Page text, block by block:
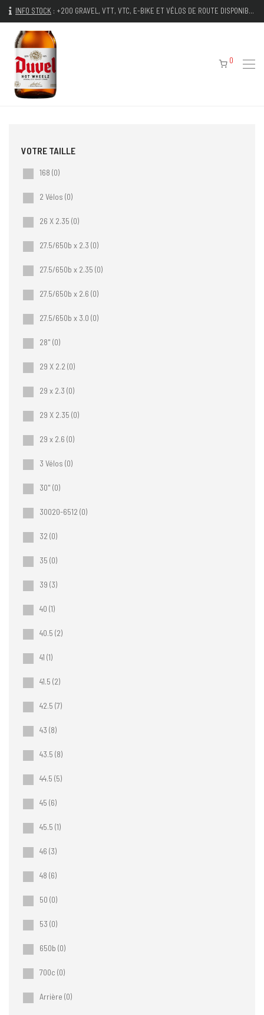
INFO STOCK : +200 GRAVEL, VTT, VTC, E-BIKE ET VÉLOS DE ROUTE DISPONIBLES IMMÉDIATEMENT
0
168 (0)
2 Vélos (0)
26 X 2.35 (0)
27.5/650b x 2.3 (0)
27.5/650b x 2.35 (0)
27.5/650b x 2.6 (0)
27.5/650b x 3.0 (0)
28" (0)
29 X 2.2 (0)
29 x 2.3 (0)
29 X 2.35 (0)
29 x 2.6 (0)
3 Vélos (0)
30" (0)
30020-6512 (0)
32 (0)
35 (0)
39 (3)
40 (1)
40.5 (2)
41 (1)
41.5 (2)
42.5 (7)
43 (8)
43.5 (8)
44.5 (5)
45 (6)
45.5 (1)
46 (3)
48 (6)
50 (0)
53 (0)
650b (0)
700c (0)
Arrière (0)